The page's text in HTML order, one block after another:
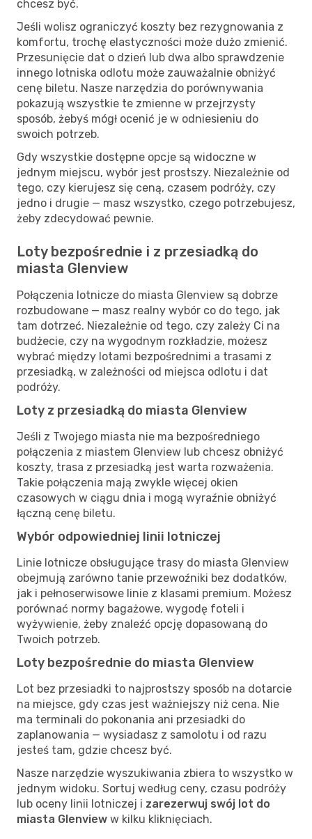
chcesz być.
Jeśli wolisz ograniczyć koszty bez rezygnowania z
komfortu, trochę elastyczności może dużo zmienić.
Przesunięcie dat o dzień lub dwa albo sprawdzenie
innego lotniska odlotu może zauważalnie obniżyć
cenę biletu. Nasze narzędzia do porównywania
pokazują wszystkie te zmienne w przejrzysty
sposób, żebyś mógł ocenić je w odniesieniu do
swoich potrzeb.
Gdy wszystkie dostępne opcje są widoczne w
jednym miejscu, wybór jest prostszy. Niezależnie od
tego, czy kierujesz się ceną, czasem podróży, czy
jedno i drugie — masz wszystko, czego potrzebujesz,
żeby zdecydować pewnie.
Loty bezpośrednie i z przesiadką do
miasta Glenview
Połączenia lotnicze do miasta Glenview są dobrze
rozbudowane — masz realny wybór co do tego, jak
tam dotrzeć. Niezależnie od tego, czy zależy Ci na
budżecie, czy na wygodnym rozkładzie, możesz
wybrać między lotami bezpośrednimi a trasami z
przesiadką, w zależności od miejsca odlotu i dat
podróży.
Loty z przesiadką do miasta Glenview
Jeśli z Twojego miasta nie ma bezpośredniego
połączenia z miastem Glenview lub chcesz obniżyć
koszty, trasa z przesiadką jest warta rozważenia.
Takie połączenia mają zwykle więcej okien
czasowych w ciągu dnia i mogą wyraźnie obniżyć
łączną cenę biletu.
Wybór odpowiedniej linii lotniczej
Linie lotnicze obsługujące trasy do miasta Glenview
obejmują zarówno tanie przewoźniki bez dodatków,
jak i pełnoserwisowe linie z klasami premium. Możesz
porównać normy bagażowe, wygodę foteli i
wyżywienie, żeby znaleźć opcję dopasowaną do
Twoich potrzeb.
Loty bezpośrednie do miasta Glenview
Lot bez przesiadki to najprostszy sposób na dotarcie
na miejsce, gdy czas jest ważniejszy niż cena. Nie
ma terminali do pokonania ani przesiadki do
zaplanowania — wysiadasz z samolotu i od razu
jesteś tam, gdzie chcesz być.
Nasze narzędzie wyszukiwania zbiera to wszystko w
jednym widoku. Sortuj według ceny, czasu podróży
lub oceny linii lotniczej i zarezerwuj swój lot do
miasta Glenview w kilku kliknięciach.